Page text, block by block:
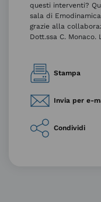
questi interventi?
sala di
grazie alla
Dott.ssa C. Monaco.
Stampa
Invia per e-
Condividi